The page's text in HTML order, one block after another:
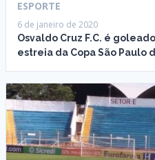
ESPORTE
6 de janeiro de 2020
Osvaldo Cruz F.C. é
estreia da Copa São Paulo